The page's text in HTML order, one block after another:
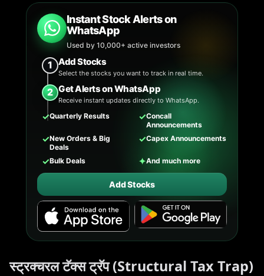
Instant Stock Alerts on
WhatsApp
Used by 10,000+ active investors
1 Add Stocks
Select the stocks you want to track in real time.
2 Get Alerts on WhatsApp
Receive instant updates directly to WhatsApp.
✓Quarterly Results ✓Concall
Announcements
✓New Orders & Big
Deals
✓Capex Announcements
✓Bulk Deals ✦And much more
Add Stocks
स्ट्रक्चरल टॅक्स ट्रॅप (Structural Tax Trap)